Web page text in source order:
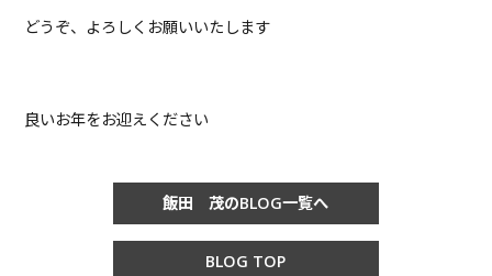
どうぞ、よろしくお願いいたします
良いお年をお迎えください
飯田 茂のBLOG一覧へ
BLOG TOP